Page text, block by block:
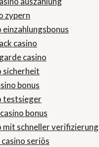
zypern
einzahlungsbonus
casino
casino
sicherheit
bonus
testsieger
bonus
mit schneller verifizierung
seriös